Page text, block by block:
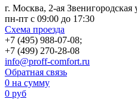
г. Москва, 2-ая Звенигородская
пн-пт с 09:00 до 17:30
Схема проезда
+7 (495) 988-07-08;
+7 (499) 270-28-08
info@proff-comfort.ru
Обратная связь
0 на сумму
0 руб